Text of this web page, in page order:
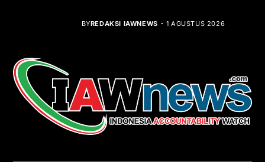
BYREDAKSI IAWNEWS 1 AGUSTUS 2026